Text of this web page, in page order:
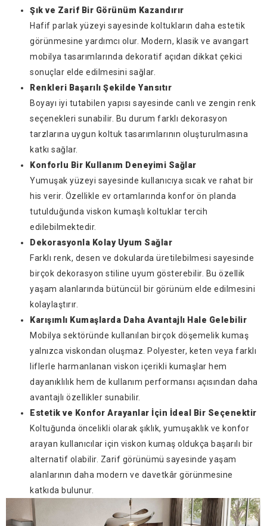
Şık ve Zarif Bir Görünüm Kazandırır
Hafif parlak yüzeyi sayesinde koltukların daha estetik
görünmesine yardımcı olur. Modern, klasik ve avangart
mobilya tasarımlarında dekoratif açıdan dikkat çekici
sonuçlar elde edilmesini sağlar.
Renkleri Başarılı Şekilde Yansıtır
Boyayı iyi tutabilen yapısı sayesinde canlı ve zengin renk
seçenekleri sunabilir. Bu durum farklı dekorasyon
tarzlarına uygun koltuk tasarımlarının oluşturulmasına
katkı sağlar.
Konforlu Bir Kullanım Deneyimi Sağlar
Yumuşak yüzeyi sayesinde kullanıcıya sıcak ve rahat bir
his verir. Özellikle ev ortamlarında konfor ön planda
tutulduğunda viskon kumaşlı koltuklar tercih
edilebilmektedir.
Dekorasyonla Kolay Uyum Sağlar
Farklı renk, desen ve dokularda üretilebilmesi sayesinde
birçok dekorasyon stiline uyum gösterebilir. Bu özellik
yaşam alanlarında bütüncül bir görünüm elde edilmesini
kolaylaştırır.
Karışımlı Kumaşlarda Daha Avantajlı Hale Gelebilir
Mobilya sektöründe kullanılan birçok döşemelik kumaş
yalnızca viskondan oluşmaz. Polyester, keten veya farklı
liflerle harmanlanan viskon içerikli kumaşlar hem
dayanıklılık hem de kullanım performansı açısından daha
avantajlı özellikler sunabilir.
Estetik ve Konfor Arayanlar İçin İdeal Bir Seçenektir
Koltuğunda öncelikli olarak şıklık, yumuşaklık ve konfor
arayan kullanıcılar için viskon kumaş oldukça başarılı bir
alternatif olabilir. Zarif görünümü sayesinde yaşam
alanlarının daha modern ve davetkâr görünmesine
katkıda bulunur.